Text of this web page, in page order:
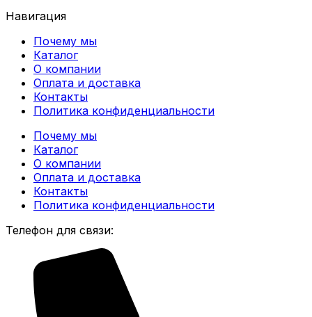
Навигация
Почему мы
Каталог
О компании
Оплата и доставка
Контакты
Политика конфиденциальности
Почему мы
Каталог
О компании
Оплата и доставка
Контакты
Политика конфиденциальности
Телефон для связи: